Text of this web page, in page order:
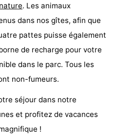
nature. Les animaux
dans nos gîtes, afin que
pattes puisse également
de recharge pour votre
dans le parc. Tous les
non-fumeurs.
séjour dans notre
et profitez de vacances
!